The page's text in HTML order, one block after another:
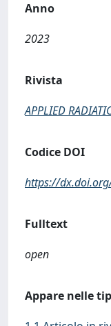
Anno
2023
Rivista
APPLIED
Codice DOI
https://
Fulltext
open
Appare nelle